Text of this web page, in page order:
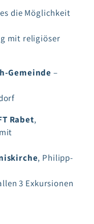
die Möglichkeit
mit religiöser
Gemeinde –
Rabet,
, Philipp-
3 Exkursionen